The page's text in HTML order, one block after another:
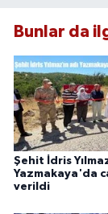
Bunlar da
Şehit İdris
Yazmakaya'da
verildi